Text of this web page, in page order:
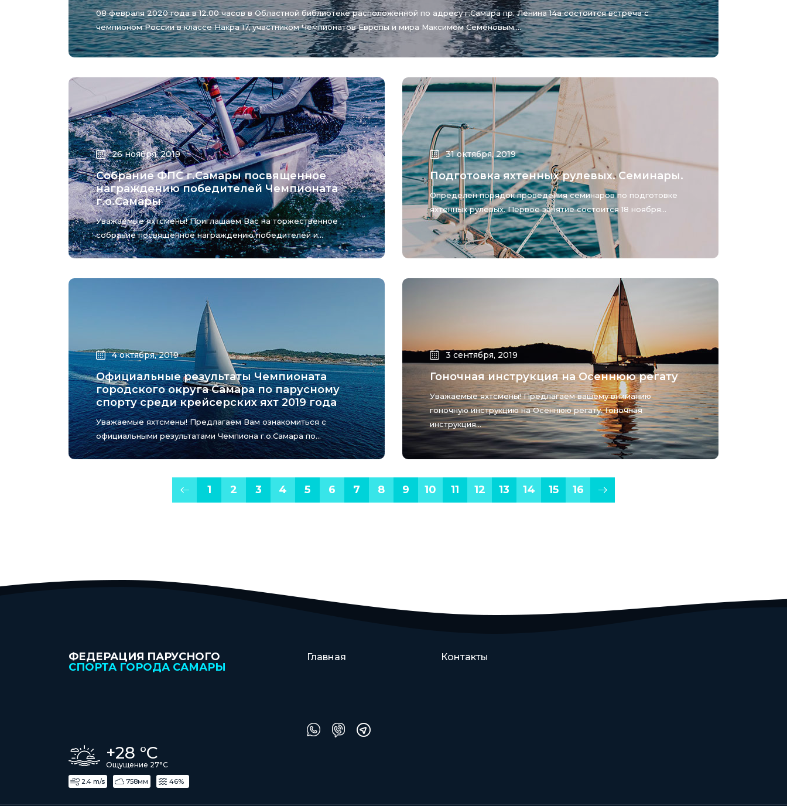
08 февраля 2020 года в 12.00 часов в Областной библиотеке расположенной по адресу г.Самара пр. Ленина 14а состоится встреча с
чемпионом России в классе Накра 17, участником Чемпионатов Европы и мира Максимом Семеновым....
26 ноября, 2019
Собрание ФПС г.Самары посвященное
награждению победителей Чемпионата
г.о.Самары
Уважаемые яхтсмены! Приглашаем Вас на торжественное
собрание посвященное награждению победителей и...
31 октября, 2019
Подготовка яхтенных рулевых. Семинары.
Определен порядок проведения семинаров по подготовке
яхтенных рулевых. Первое занятие состоится 18 ноября...
4 октября, 2019
Официальные результаты Чемпионата
городского округа Самара по парусному
спорту среди крейсерских яхт 2019 года
Уважаемые яхтсмены! Предлагаем Вам ознакомиться с
официальными результатами Чемпиона г.о.Самара по...
3 сентября, 2019
Гоночная инструкция на Осеннюю регату
Уважаемые яхтсмены! Предлагаем вашему вниманию
гоночную инструкцию на Осеннюю регату. Гоночная
инструкция...
1 2 3 4 5 6 7 8 9 10 11 12 13 14 15 16
ФЕДЕРАЦИЯ ПАРУСНОГО
СПОРТА ГОРОДА САМАРЫ
+28 °С
Ощущение 27°С
2.4 m/s 758мм 46%
Главная Контакты